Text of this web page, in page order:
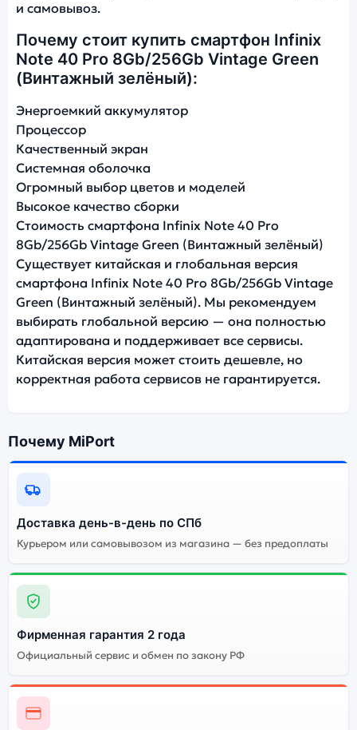
и самовывоз.
Почему стоит купить смартфон Infinix
Note 40 Pro 8Gb/256Gb Vintage Green
(Винтажный зелёный):
Энергоемкий аккумулятор
Процессор
Качественный экран
Системная оболочка
Огромный выбор цветов и моделей
Высокое качество сборки
Стоимость смартфона Infinix Note 40 Pro
8Gb/256Gb Vintage Green (Винтажный зелёный)
Существует китайская и глобальная версия
смартфона Infinix Note 40 Pro 8Gb/256Gb Vintage
Green (Винтажный зелёный). Мы рекомендуем
выбирать глобальной версию — она полностью
адаптирована и поддерживает все сервисы.
Китайская версия может стоить дешевле, но
корректная работа сервисов не гарантируется.
Почему MiPort
Доставка день-в-день по СПб
Курьером или самовывозом из магазина — без предоплаты
Фирменная гарантия 2 года
Официальный сервис и обмен по закону РФ